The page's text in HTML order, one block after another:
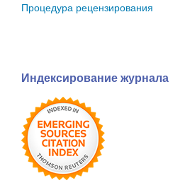
Процедура рецензирования
Индексирование журнала